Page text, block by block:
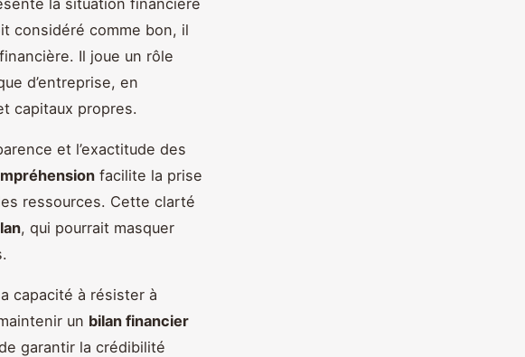
considéré comme bon, il
Il joue un rôle
d’entreprise, en
capitaux propres.
et l’exactitude des
facilite la prise
ressources. Cette clarté
, qui pourrait masquer
capacité à résister à
un bilan financier
garantir la crédibilité